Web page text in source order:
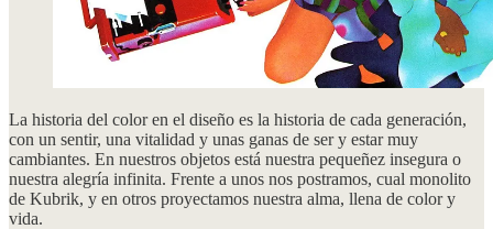
La historia del color en el diseño es la historia de cada generación,
con un sentir, una vitalidad y unas ganas de ser y estar muy
cambiantes. En nuestros objetos está nuestra pequeñez insegura o
nuestra alegría infinita. Frente a unos nos postramos, cual monolito
de Kubrik, y en otros proyectamos nuestra alma, llena de color y
vida.